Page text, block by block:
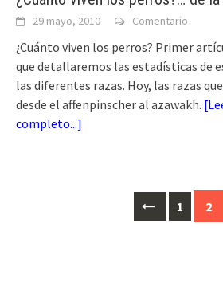
29 mayo, 2010 Comentario
¿Cuánto viven los perros? Primer
que detallaremos las estadísticas de
las diferentes razas. Hoy, las razas
desde el affenpinscher al azawakh. [
completo...]
1 2